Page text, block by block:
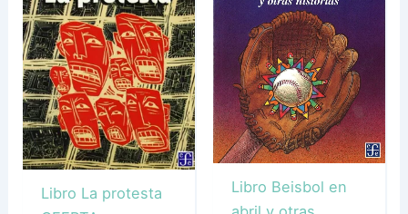
Libro La protesta
Libro Beisbol en